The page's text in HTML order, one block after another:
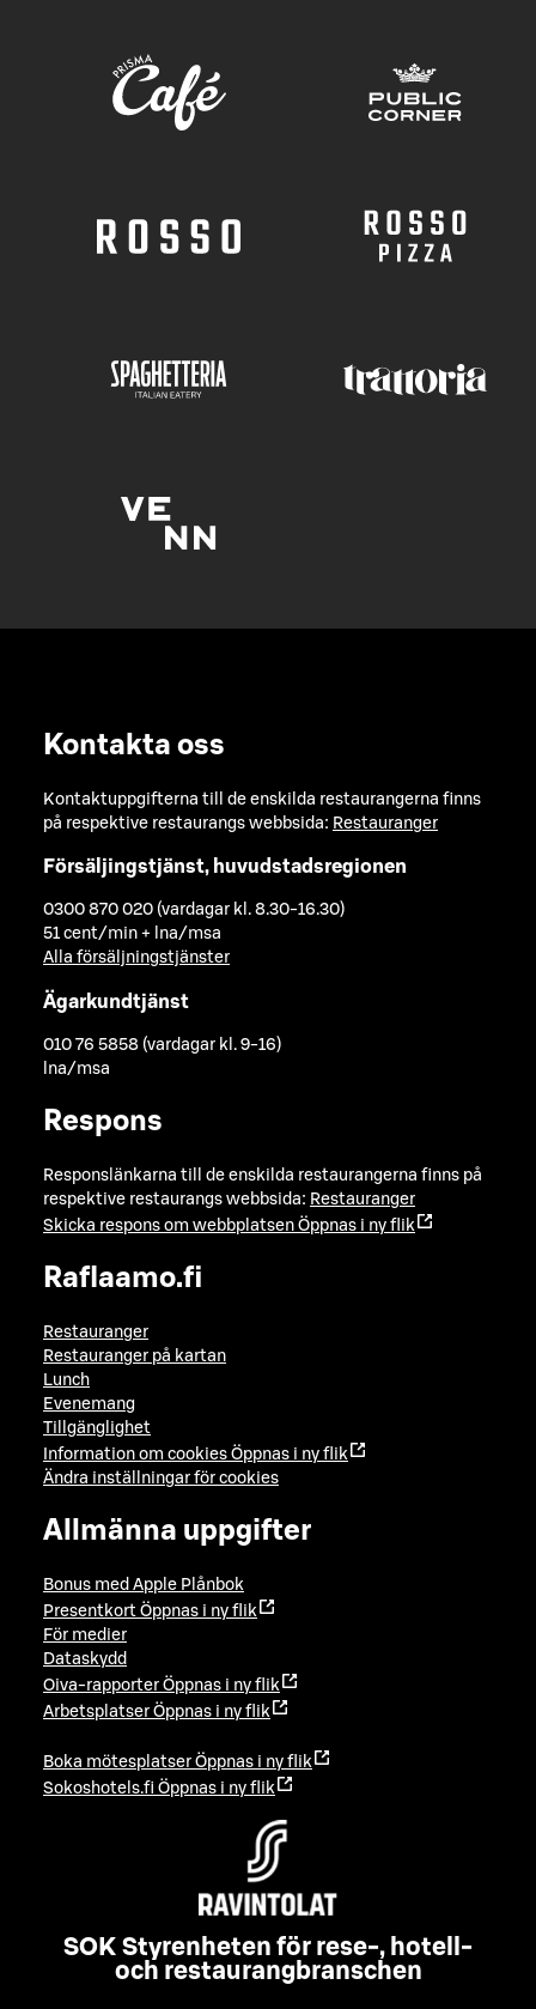
Kontakta oss
Kontaktuppgifterna till de enskilda restaurangerna finns
på respektive restaurangs webbsida: Restauranger
Försäljingstjänst, huvudstadsregionen
0300 870 020 (vardagar kl. 8.30-16.30)
51 cent/min + lna/msa
Alla försäljningstjänster
Ägarkundtjänst
010 76 5858 (vardagar kl. 9-16)
lna/msa
Respons
Responslänkarna till de enskilda restaurangerna finns på
respektive restaurangs webbsida: Restauranger
Skicka respons om webbplatsen Öppnas i ny flik
Raflaamo.fi
Restauranger
Restauranger på kartan
Lunch
Evenemang
Tillgänglighet
Information om cookies Öppnas i ny flik
Ändra inställningar för cookies
Allmänna uppgifter
Bonus med Apple Plånbok
Presentkort Öppnas i ny flik
För medier
Dataskydd
Oiva-rapporter Öppnas i ny flik
Arbetsplatser Öppnas i ny flik
Boka mötesplatser Öppnas i ny flik
Sokoshotels.fi Öppnas i ny flik
SOK Styrenheten för rese-, hotell-
och restaurangbranschen